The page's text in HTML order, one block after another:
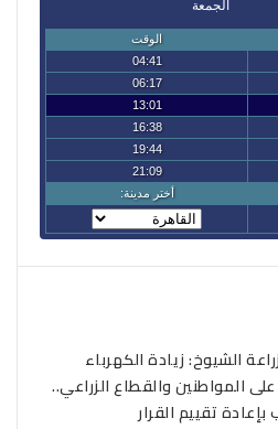
الشيوخ: زيادة الكهرباء
المواطنين والقطاع الزراعي..
تقييم القرار